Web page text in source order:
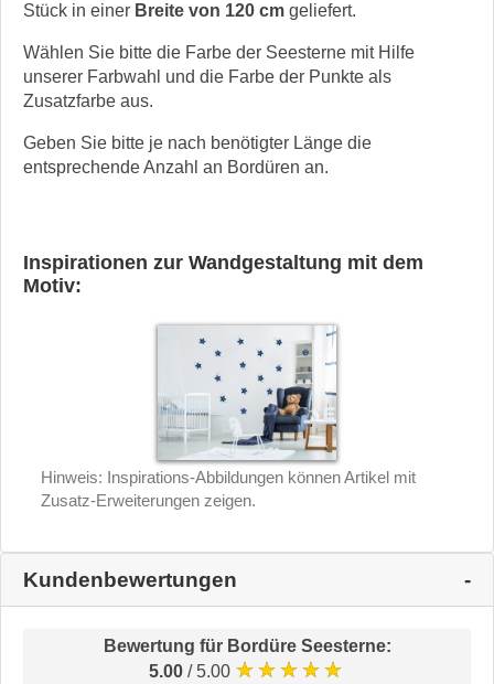
Stück in einer Breite von 120 cm geliefert.
Wählen Sie bitte die Farbe der Seesterne mit Hilfe
unserer Farbwahl und die Farbe der Punkte als
Zusatzfarbe aus.
Geben Sie bitte je nach benötigter Länge die
entsprechende Anzahl an Bordüren an.
Inspirationen zur Wandgestaltung mit dem
Motiv:
Hinweis: Inspirations-Abbildungen können Artikel mit
Zusatz-Erweiterungen zeigen.
Kundenbewertungen
Bewertung für Bordüre Seesterne:
5.00 / 5.00 ★★★★★